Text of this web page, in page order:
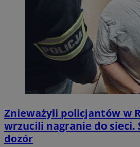
Znieważyli policjantów w
wrzucili nagranie do sieci.
dozór